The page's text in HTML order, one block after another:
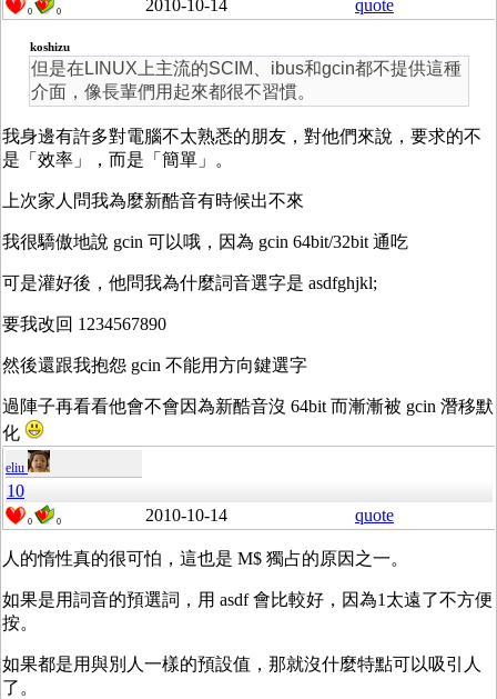
0 0 2010-10-14 quote
koshizu
但是在LINUX上主流的SCIM、ibus和gcin都不提供這種
介面，像長輩們用起來都很不習慣。
我身邊有許多對電腦不太熟悉的朋友，對他們來說，要求的不
是「效率」，而是「簡單」。
上次家人問我為麼新酷音有時候出不來
我很驕傲地說 gcin 可以哦，因為 gcin 64bit/32bit 通吃
可是灌好後，他問我為什麼詞音選字是 asdfghjkl;
要我改回 1234567890
然後還跟我抱怨 gcin 不能用方向鍵選字
過陣子再看看他會不會因為新酷音沒 64bit 而漸漸被 gcin 潛移默
化
eliu
10
0 0 2010-10-14 quote
人的惰性真的很可怕，這也是 M$ 獨占的原因之一。
如果是用詞音的預選詞，用 asdf 會比較好，因為1太遠了不方便
按。
如果都是用與別人一樣的預設值，那就沒什麼特點可以吸引人
了。